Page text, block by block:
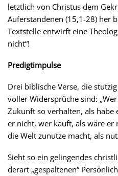
letztlich von Christus dem
Auferstandenen (15,1-28) her
Textstelle entwirft eine
nicht“!
Predigtimpulse
Drei biblische Verse, die
voller Widersprüche sind:
Zukunft so verhalten, als
er nicht, wer kauft, als wäre er
die Welt zunutze macht, als
Sieht so ein gelingendes
derart „gespaltenen“